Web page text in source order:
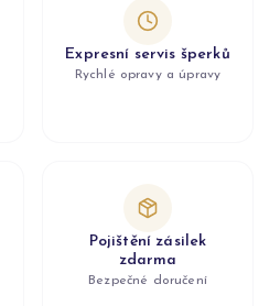
Expresní servis šperků
Rychlé opravy a úpravy
Pojištění zásilek
zdarma
Bezpečné doručení